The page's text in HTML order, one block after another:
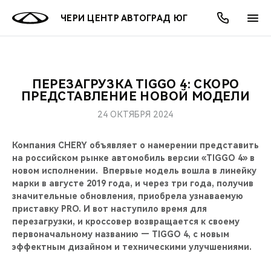
ЧЕРИ ЦЕНТР АВТОГРАД ЮГ
МОДЕЛИ
КРОССОВЕРЫ
СЕДАНЫ
НОВИНКИ
ПОКУПАТЕЛЯМ
КРЕДИТ И СТРАХОВАНИЕ
ВЛАДЕЛЬЦАМ
ЗАПЧАСТИ И АКСЕССУАРЫ
ПОДДЕРЖКА
CHERY CONNECT
МИР CHERY
О БРЕНДЕ
CHERY В СОЦСЕТЯХ
ЛЮДИ CHERY
БЛАГОТВОРИТЕЛЬНОСТЬ
АКЦИИ
ОНЛАЙН СЕРВИСЫ
КРЕДИТ
О КОМПАНИИ
МЫ В СОЦСЕТЯХ
ПЕРЕЗАГРУЗКА TIGGO 4: СКОРО
ПРЕДСТАВЛЕНИЕ НОВОЙ МОДЕЛИ
24 ОКТЯБРЯ 2024
Компания CHERY объявляет о намерении представить
на российском рынке автомобиль версии «TIGGO 4» в
новом исполнении. Впервые модель вошла в линейку
марки в августе 2019 года, и через три года, получив
значительные обновления, приобрела узнаваемую
приставку PRO. И вот наступило время для
перезагрузки, и кроссовер возвращается к своему
первоначальному названию — TIGGO 4, с новым
эффектным дизайном и техническими улучшениями.